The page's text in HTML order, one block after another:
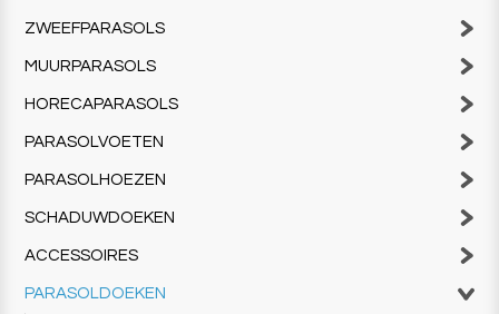
ZWEEFPARASOLS
MUURPARASOLS
HORECAPARASOLS
PARASOLVOETEN
PARASOLHOEZEN
SCHADUWDOEKEN
ACCESSOIRES
PARASOLDOEKEN